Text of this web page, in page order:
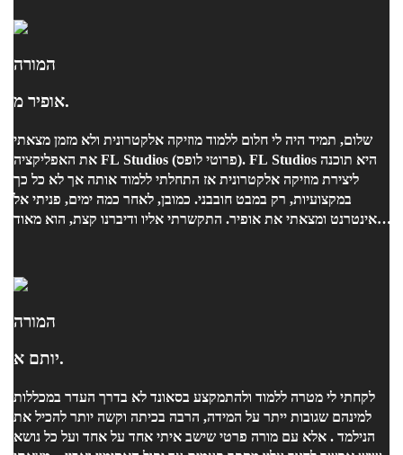
המורה
אופיר מ.
שלום, תמיד היה לי חלום ללמוד מוזיקה אלקטרונית ולא מזמן מצאתי
את האפליקציה FL Studios (פרוטי לופס). FL Studios היא תוכנה
ליצירת מוזיקה אלקטרונית אז התחלתי ללמוד אותה אך לא כל כך
במקצועיות, רק במבט חובבני. כמובן, לאחר כמה ימים, פניתי אל
האינטרנט ומצאתי את אופיר. התקשרתי אליו ודיברנו קצת, הוא מאוד
האינטרנט) השיעורים מלאים בכיף ומידע. אומנם הוא לא כל כך
את כל המידע והכלים הנחוצים ליצירת שיר חדש ומגניב לגמרי מאפס!
היוטיוב שלי "Stopkey Jr" וללחוץ על הסרטון בשם "All Alone" או
אופיר ושם לראות את השירים הכי חדשים שלו! אבל זה לא הכל, לא
רק שאופיר מלמד איך להכין שיר מקצועי וחדש, הוא גם ילמד אתכם
איך לפרסם אותו למקומות הנכונים ולהוציא את שמכם לקהל הגדול של
המורה
יותם א.
לקחתי לי מטרה ללמוד ולהתמקצע בסאונד לא בדרך העדר במכללות
למינהם שגובות ייתר על המידה, הרבה בכיתה וקשה יותר להכיל את
הנילמד . אלא עם מורה פרטי שישב איתי אחד על אחד ועל כל נושא